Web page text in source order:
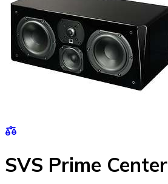
SVS Prime Center